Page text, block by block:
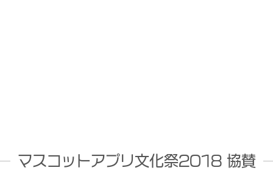
マスコットアプリ文化祭2018 協賛